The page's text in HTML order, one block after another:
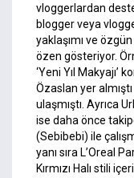
vloggerlardan
blogger veya
yaklaşımı ve
özen gösteriyor.
‘Yeni Yıl Makyajı’
Özaslan yer
ulaşmıştı. Ayrıca
ise daha önce
(Sebibebi) ile
yanı sıra L’Oreal
Kırmızı Halı stili